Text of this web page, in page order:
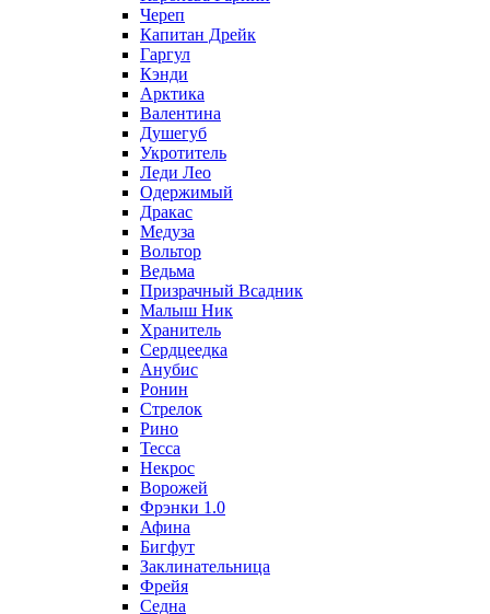
Череп
Капитан Дрейк
Гаргул
Кэнди
Арктика
Валентина
Душегуб
Укротитель
Леди Лео
Одержимый
Дракас
Медуза
Вольтор
Ведьма
Призрачный Всадник
Малыш Ник
Хранитель
Сердцеедка
Анубис
Ронин
Стрелок
Рино
Тесса
Некрос
Ворожей
Фрэнки 1.0
Афина
Бигфут
Заклинательница
Фрейя
Седна